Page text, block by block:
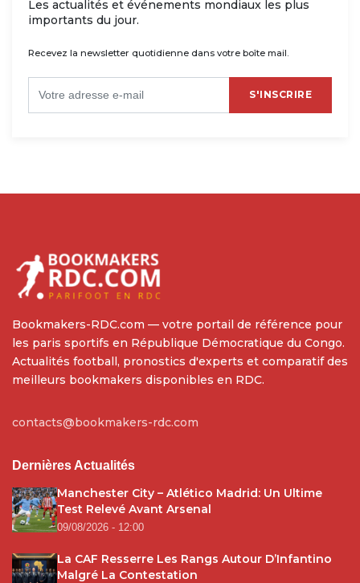
Les actualités et événements mondiaux les plus
importants du jour.
Recevez la newsletter quotidienne dans votre boîte mail.
S'INSCRIRE
Bookmakers-RDC.com — votre portail de référence pour
les paris sportifs en République Démocratique du Congo.
Actualités football, pronostics d'experts et comparatif des
meilleurs bookmakers disponibles en RDC.
contacts@bookmakers-rdc.com
Dernières Actualités
Manchester City – Atlético Madrid: Un Ultime
Test Relevé Avant Arsenal
09/08/2026 - 12:00
La CAF Resserre Les Rangs Autour D’Infantino
Malgré La Contestation